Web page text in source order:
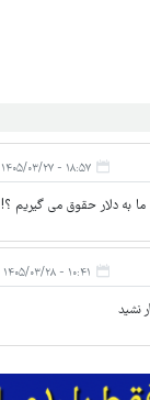
۱۸:۵۷ - ۱۴۰۵/۰۳/۲۷
ما به دلار حقوق می گیریم ؟!
۱۰:۴۱ - ۱۴۰۵/۰۳/۲۸
نشید